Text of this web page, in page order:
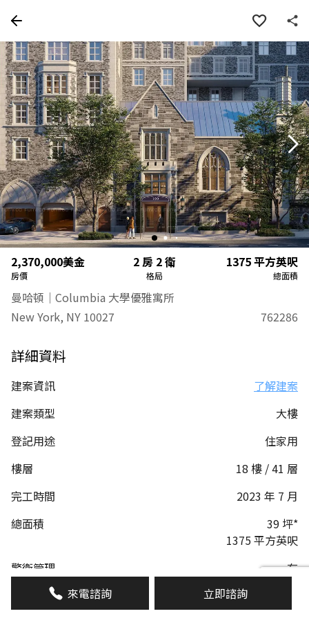
2,370,000美金 2 房 2 衛 1375平方英呎
房價 格局 總面積
曼哈頓｜Columbia 大學優雅寓所
New York, NY 10027
762286
詳細資料
建案資訊
了解建案
建案類型
大樓
登記用途
住家用
樓層
18 樓 / 41 層
完工時間
2023 年 7 月
總面積
39 坪*
1375 平方英呎
警衛管理
有
來電諮詢 立即諮詢
周